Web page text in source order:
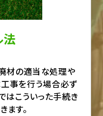
法
材の適当な処理や
事を行う場合必ず
はこういった手続き
ます。